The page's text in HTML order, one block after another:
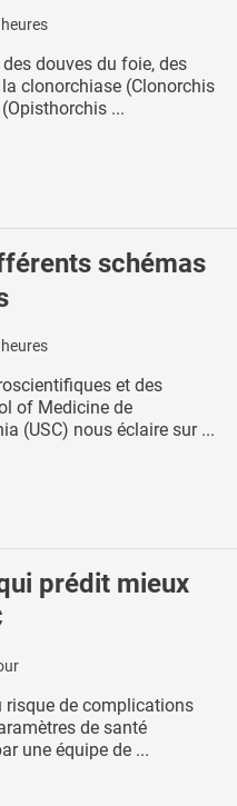
douves du foie, des
clonorchiase (Clonorchis
...
schémas
et des
of Medicine de
(USC) nous éclaire sur ...
prédit mieux
risque de complications
de santé
une équipe de ...